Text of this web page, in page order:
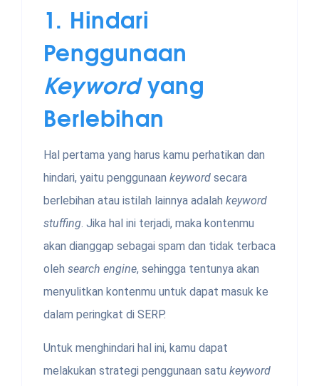
1. Hindari
Penggunaan
Keywordyang
Berlebihan
Hal pertama yang harus kamu perhatikan dan
hindari, yaitu penggunaan keyword secara
berlebihan atau istilah lainnya adalah keyword
stuffing. Jika hal ini terjadi, maka kontenmu
akan dianggap sebagai spam dan tidak terbaca
oleh search engine, sehingga tentunya akan
menyulitkan kontenmu untuk dapat masuk ke
dalam peringkat di SERP.
Untuk menghindari hal ini, kamu dapat
melakukan strategi penggunaan satu keyword